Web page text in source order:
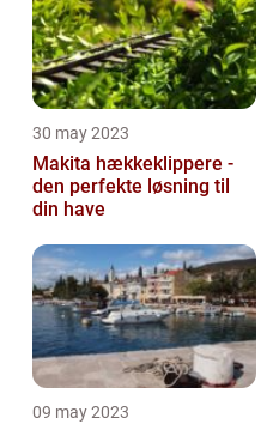
30 may 2023
Makita hækkeklippere -
den perfekte løsning til
din have
09 may 2023